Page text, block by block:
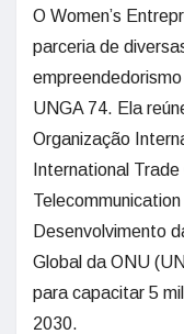
O Women’s
parceria de
UNGA 74. Ela
Organização
International
Desenvolvimento
Global da ONU
para capacitar 5
2030.